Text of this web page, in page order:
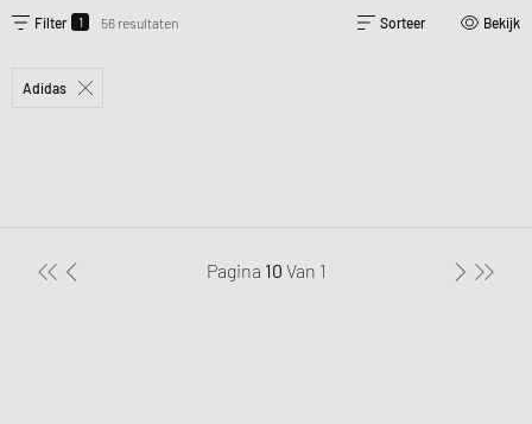
Filter 1 56 resultaten Sorteer Bekijk
Adidas
Pagina 10 Van 1